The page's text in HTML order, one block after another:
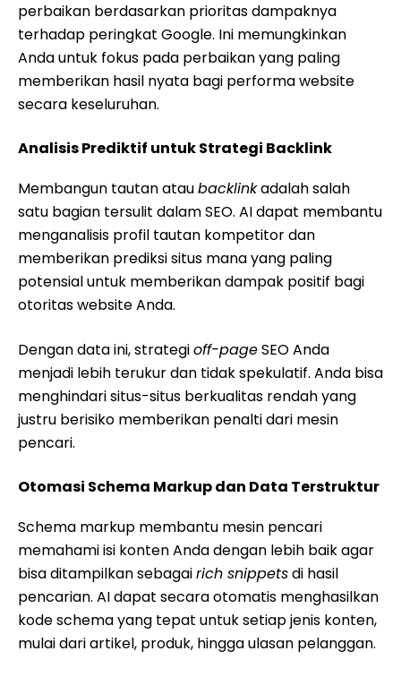
perbaikan berdasarkan prioritas dampaknya
terhadap peringkat Google. Ini memungkinkan
Anda untuk fokus pada perbaikan yang paling
memberikan hasil nyata bagi performa website
secara keseluruhan.
Analisis Prediktif untuk Strategi Backlink
Membangun tautan ataubacklinkadalah salah
satu bagian tersulit dalam SEO. AI dapat membantu
menganalisis profil tautan kompetitor dan
memberikan prediksi situs mana yang paling
potensial untuk memberikan dampak positif bagi
otoritas website Anda.
Dengan data ini, strategioff-pageSEO Anda
menjadi lebih terukur dan tidak spekulatif. Anda bisa
menghindari situs-situs berkualitas rendah yang
justru berisiko memberikan penalti dari mesin
pencari.
Otomasi Schema Markup dan Data Terstruktur
Schema markup membantu mesin pencari
memahami isi konten Anda dengan lebih baik agar
bisa ditampilkan sebagairich snippetsdi hasil
pencarian. AI dapat secara otomatis menghasilkan
kode schema yang tepat untuk setiap jenis konten,
mulai dari artikel, produk, hingga ulasan pelanggan.